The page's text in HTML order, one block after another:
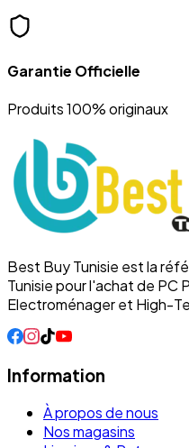
Garantie Officielle
Produits 100% originaux
Best Buy Tunisie est la
Tunisie pour l'achat de PC
Electroménager et High-
Information
À propos de nous
Nos magasins